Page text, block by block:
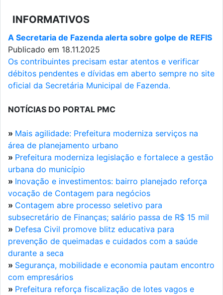
INFORMATIVOS
A Secretaria de Fazenda alerta sobre golpe de REFIS
Publicado em 18.11.2025
Os contribuintes precisam estar atentos e verificar
débitos pendentes e dívidas em aberto sempre no site
oficial da Secretária Municipal de Fazenda.
NOTÍCIAS DO PORTAL PMC
» Mais agilidade: Prefeitura moderniza serviços na
área de planejamento urbano
» Prefeitura moderniza legislação e fortalece a gestão
urbana do município
» Inovação e investimentos: bairro planejado reforça
vocação de Contagem para negócios
» Contagem abre processo seletivo para
subsecretário de Finanças; salário passa de R$ 15 mil
» Defesa Civil promove blitz educativa para
prevenção de queimadas e cuidados com a saúde
durante a seca
» Segurança, mobilidade e economia pautam encontro
com empresários
» Prefeitura reforça fiscalização de lotes vagos e